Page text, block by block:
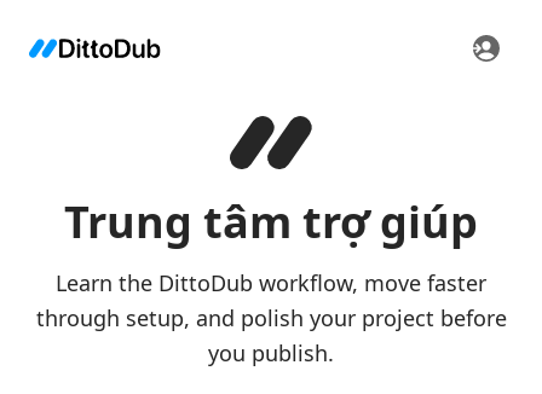
Trung tâm trợ giúp
Learn the DittoDub workflow, move faster
through setup, and polish your project before
you publish.